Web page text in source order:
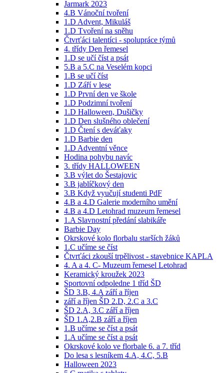
Jarmark 2023
4.B Vánoční tvoření
1.D Advent, Mikuláš
1.D Tvoření na sněhu
Čtvrťáci talentíci - spolupráce týmů
4. třídy Den řemesel
1.D se učí číst a psát
5.B a 5.C na Veselém kopci
1.B se učí číst
1.D Září v lese
1.D První den ve škole
1.D Podzimní tvoření
1.D Halloween, Dušičky
1.D Den slušného oblečení
1.D Čtení s deváťaky
1.D Barbie den
1.D Adventní věnce
Hodina pohybu navíc
3. třídy HALLOWEEN
3.B výlet do Šestajovic
3.B jablíčkový den
3.B Když vyučují studenti PdF
4.B a 4.D Galerie moderního umění
4.B a 4.D Letohrad muzeum řemesel
1.A Slavnostní předání slabikáře
Barbie Day
Okrskové kolo florbalu starších žáků
1.C učíme se číst
Čtvrťáci zkouší trpělivost - stavebnice KAPLA
4. A a 4. C- Muzeum řemesel Letohrad
Keramický kroužek 2023
Sportovní odpoledne 1 tříd ŠD
ŠD 3.B, 4.A září a říjen
září a říjen ŠD 2.D, 2.C a 3.C
ŠD 2.A, 3.C září a říjen
ŠD 1.A,2.B září a říjen
1.B učíme se číst a psát
1.A učíme se číst a psát
Okrskové kolo ve florbale 6. a 7. tříd
Do lesa s lesníkem 4.A, 4.C, 5.B
Halloween 2023